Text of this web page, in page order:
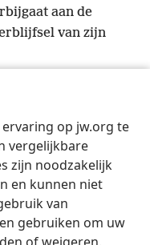
op jw.org te
vergelijkbare
zijn noodzakelijk
en kunnen niet
van
gebruiken om uw
aan de
van zijn
liefde.+
Instellingen
Society of Pennsylvania